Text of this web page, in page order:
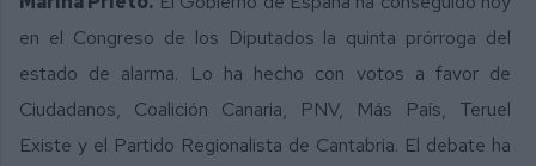
en el Congreso de los Diputados la quinta prórroga del
estado de alarma. Lo ha hecho con votos a favor de
Ciudadanos, Coalición Canaria, PNV, Más País, Teruel
Existe y el Partido Regionalista de Cantabria. El debate ha